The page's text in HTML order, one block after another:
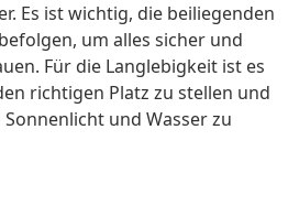
Es ist wichtig, die beiliegenden
um alles sicher und
Für die Langlebigkeit ist es
richtigen Platz zu stellen und
und Wasser zu